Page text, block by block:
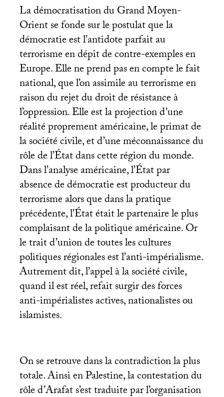
La démocratisation du Grand Moyen-
Orient se fonde sur le postulat que la
démocratie est l’antidote parfait au
terrorisme en dépit de contre-exemples en
Europe. Elle ne prend pas en compte le fait
national, que l’on assimile au terrorisme en
raison du rejet du droit de résistance à
l’oppression. Elle est la projection d’une
réalité proprement américaine, le primat de
la société civile, et d’une méconnaissance du
rôle de l’État dans cette région du monde.
Dans l’analyse américaine, l’État par
absence de démocratie est producteur du
terrorisme alors que dans la pratique
précédente, l’État était le partenaire le plus
complaisant de la politique américaine. Or
le trait d’union de toutes les cultures
politiques régionales est l’anti-impérialisme.
Autrement dit, l’appel à la société civile,
quand il est réel, refait surgir des forces
anti-impérialistes actives, nationalistes ou
islamistes.
On se retrouve dans la contradiction la plus
totale. Ainsi en Palestine, la contestation du
rôle d’Arafat s’est traduite par l’organisation